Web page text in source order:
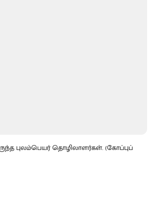
புலம்பெயர் தொழிலாளர்கள். (கோப்புப்